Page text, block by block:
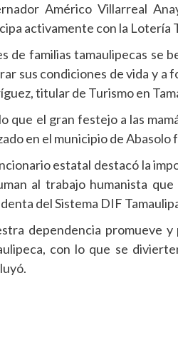
Américo Villarreal
activamente con la Lotería
de familias tamaulipecas se
sus condiciones de vida y a
titular de Turismo en
que el gran festejo a las
en el municipio de Abasolo
estatal destacó la
al trabajo humanista
del Sistema DIF
dependencia promueve
con lo que se